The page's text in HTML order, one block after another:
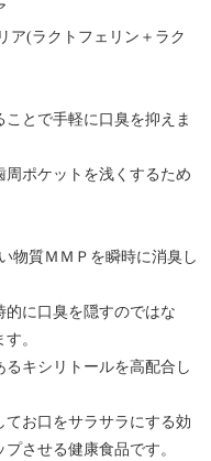
ア(ラクトフェリン＋ラク
とで手軽に口臭を抑えま
ポケットを浅くするため
物質ＭＭＰを瞬時に消臭し
に口臭を隠すのではな
。
キシリトールを高配合し
お口をサラサラにする効
させる健康食品です。